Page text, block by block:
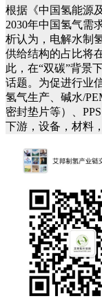
根据《中国氢能源
2030年中国氢气需
析认为，电解水制
供给结构的占比将
此，在“双碳”背景
话题。为促进行业
氢气生产、碱水/
密封垫片等）、
下游，设备，材料